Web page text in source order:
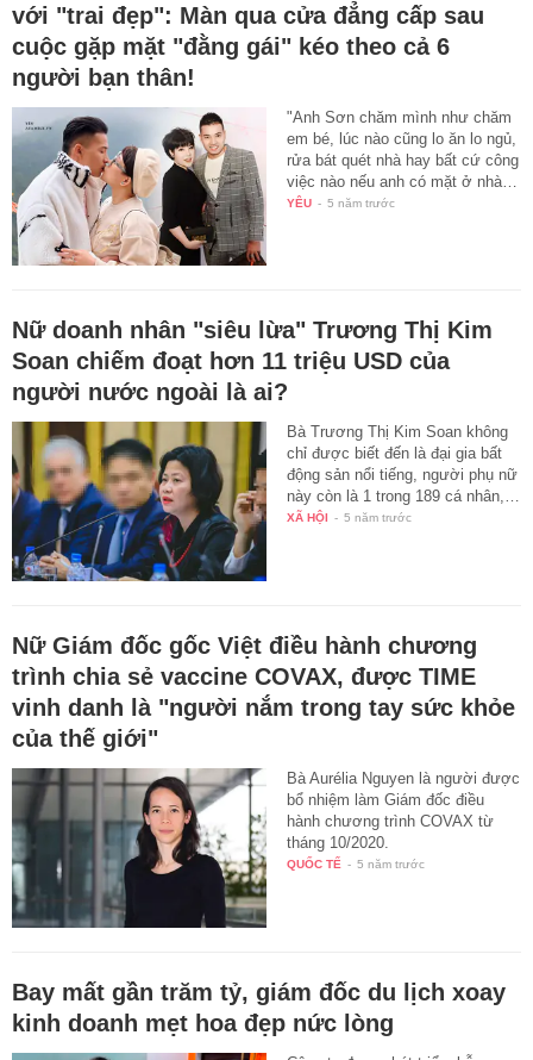
với "trai đẹp": Màn qua cửa đẳng cấp sau
cuộc gặp mặt "đằng gái" kéo theo cả 6
người bạn thân!
"Anh Sơn chăm mình như chăm
em bé, lúc nào cũng lo ăn lo ngủ,
rửa bát quét nhà hay bất cứ công
việc nào nếu anh có mặt ở nhà…
YÊU - 5 năm trước
Nữ doanh nhân "siêu lừa" Trương Thị Kim
Soan chiếm đoạt hơn 11 triệu USD của
người nước ngoài là ai?
Bà Trương Thị Kim Soan không
chỉ được biết đến là đại gia bất
động sản nổi tiếng, người phụ nữ
này còn là 1 trong 189 cá nhân,…
XÃ HỘI - 5 năm trước
Nữ Giám đốc gốc Việt điều hành chương
trình chia sẻ vaccine COVAX, được TIME
vinh danh là "người nắm trong tay sức khỏe
của thế giới"
Bà Aurélia Nguyen là người được
bổ nhiệm làm Giám đốc điều
hành chương trình COVAX từ
tháng 10/2020.
QUỐC TẾ - 5 năm trước
Bay mất gần trăm tỷ, giám đốc du lịch xoay
kinh doanh mẹt hoa đẹp nức lòng